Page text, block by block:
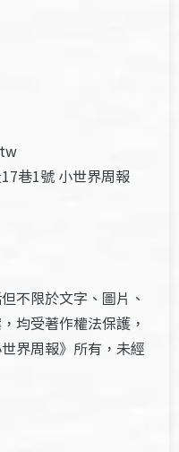
巷1號 小世界周報
不限於文字、圖片、
均受著作權法保護，
界周報》所有，未經